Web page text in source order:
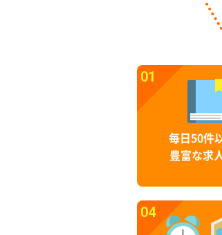
01
毎日50件
豊富な求
04